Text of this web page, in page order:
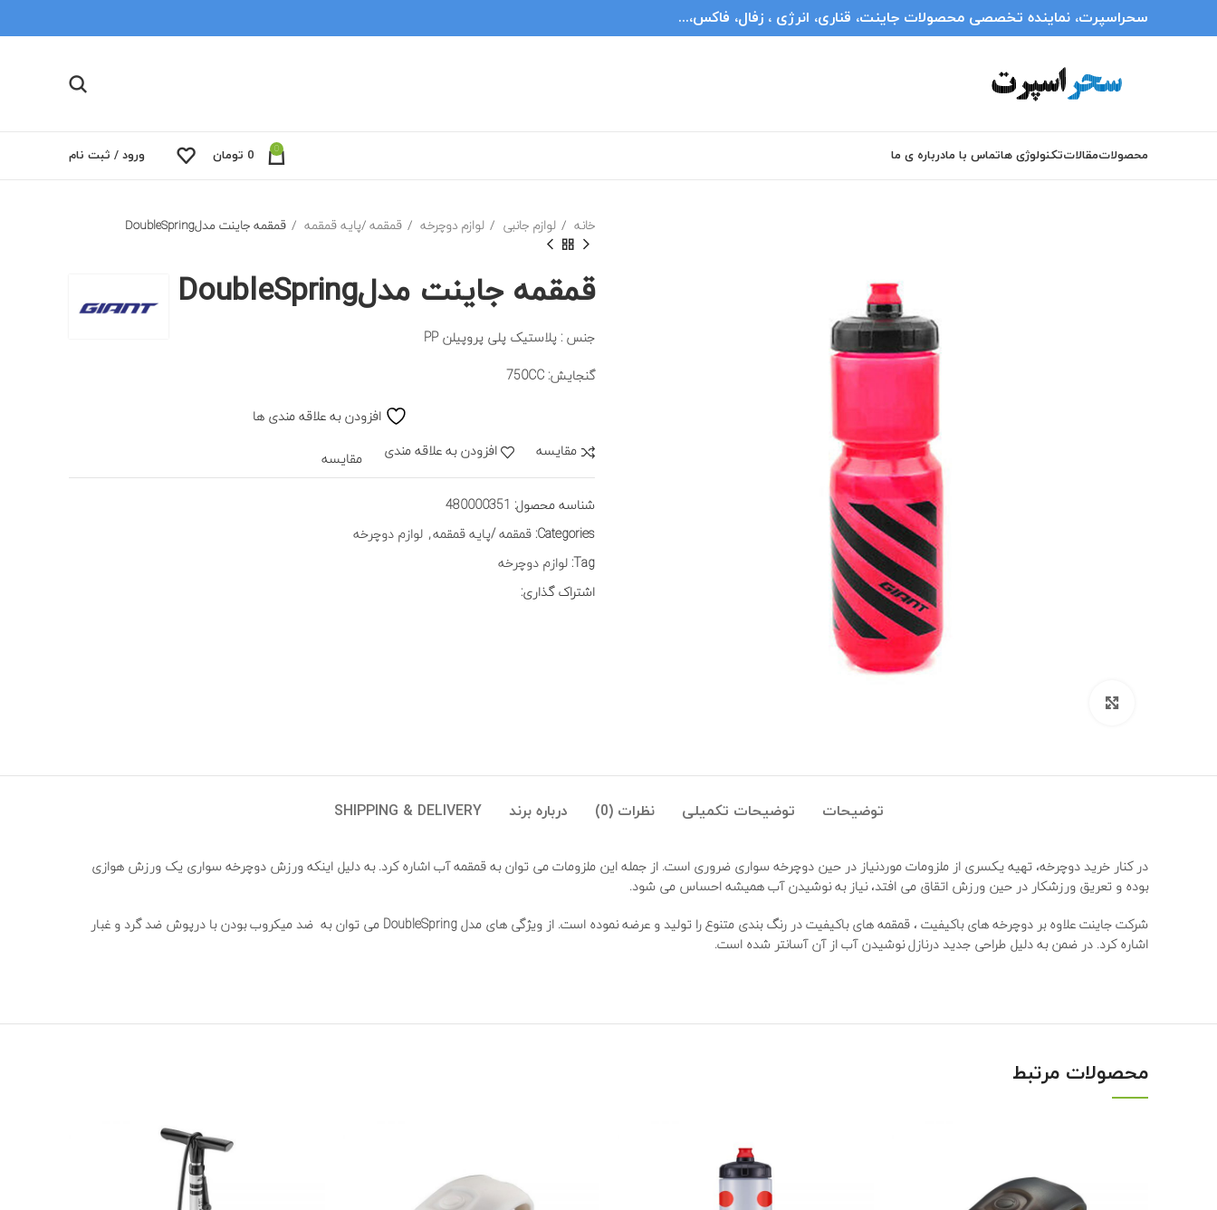
سحراسپرت، نماینده تخصصی محصولات جاینت، قناری، انرژی ، زفال، فاکس،...
محصولاتمقالاتتکنولوژی هاتماس با مادرباره ی ما 0
0 تومان ورود / ثبت نام
خانه لوازم جانبی لوازم دوچرخه قمقمه /پایه قمقمه قمقمه جاینت مدلDoubleSpring
قمقمه جاینت مدلDoubleSpring
جنس : پلاستیک پلی پروپیلن PP
گنجایش: 750CC
افزودن به علاقه مندی ها
مقايسه افزودن به علاقه مندی مقایسه
شناسه محصول: 480000351
Categories: قمقمه /پایه قمقمه, لوازم دوچرخه
Tag: لوازم دوچرخه
اشتراک گذاری:
توضیحات توضیحات تکمیلی نظرات (0) درباره برند SHIPPING & DELIVERY
در کنار خرید دوچرخه، تهیه یکسری از ملزومات موردنیاز در حین دوچرخه سواری ضروری است. از جمله این ملزومات می توان به قمقمه آب اشاره کرد. به دلیل اینکه ورزش دوچرخه سواری یک ورزش هوازی
بوده و تعریق ورزشکار در حین ورزش اتقاق می افتد، نیاز به نوشیدن آب همیشه احساس می شود.
شرکت جاینت علاوه بر دوچرخه های باکیفیت ، قمقمه های باکیفیت در رنگ بندی متنوع را تولید و عرضه نموده است. از ویژگی های مدل DoubleSpring می توان به ضد میکروب بودن با درپوش ضد گرد و غبار
اشاره کرد. در ضمن به دلیل طراحی جدید درنازل نوشیدن آب از آن آسانتر شده است.
محصولات مرتبط